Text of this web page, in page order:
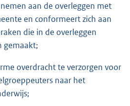
aan de overleggen met
en conformeert zich aan
die in de overleggen
gemaakt;
overdracht te verzorgen voor
naar het